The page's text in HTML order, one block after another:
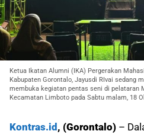
Ketua Ikatan Alumni (IKA) Pergerakan
Kabupaten Gorontalo, Jayusdi RIvai sedang
membuka kegiatan pentas seni di pelataran
Kecamatan Limboto pada Sabtu malam, 18
Kontras.id , (Gorontalo) –